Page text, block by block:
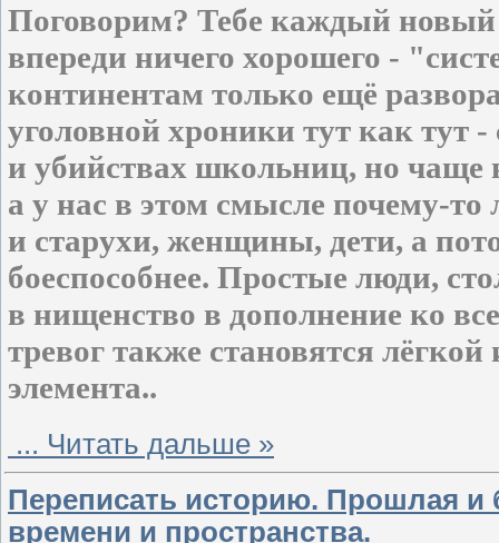
Поговорим? Тебе каждый новый
впереди ничего хорошего -
континентам только ещё
уголовной хроники тут как тут
и убийствах школьниц, но чаще
а у нас в этом смысле почему-
и старухи, женщины, дети, а
боеспособнее. Простые люди,
в нищенство в дополнение ко
тревог также становятся
элемента..
... Читать дальше »
Переписать историю. Прошлая и
времени и пространства.